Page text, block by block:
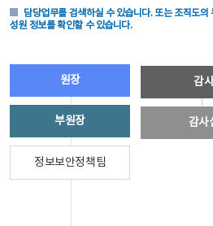
담당업무를 검색하실 수 있습니다. 또는 조직도
성원 정보를 확인할 수 있습니다.
원장
부원장
정보보안정책팀
감
감사